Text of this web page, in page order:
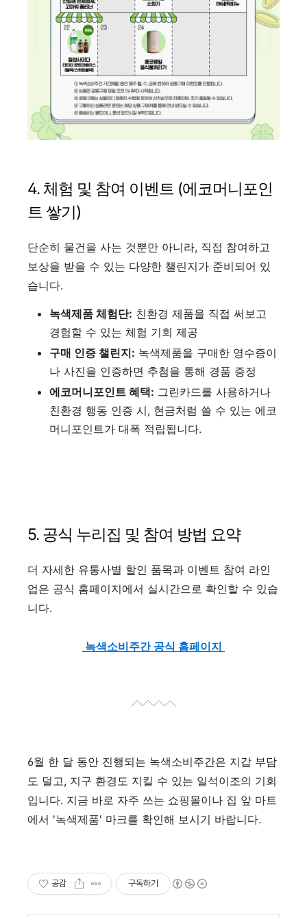
4. 체험 및 참여 이벤트 (에코머니포인
트 쌓기)
단순히 물건을 사는 것뿐만 아니라, 직접 참여하고
보상을 받을 수 있는 다양한 챌린지가 준비되어 있
습니다.
녹색제품 체험단: 친환경 제품을 직접 써보고
경험할 수 있는 체험 기회 제공
구매 인증 챌린지: 녹색제품을 구매한 영수증이
나 사진을 인증하면 추첨을 통해 경품 증정
에코머니포인트 혜택: 그린카드를 사용하거나
친환경 행동 인증 시, 현금처럼 쓸 수 있는 에코
머니포인트가 대폭 적립됩니다.
5. 공식 누리집 및 참여 방법 요약
더 자세한 유통사별 할인 품목과 이벤트 참여 라인
업은 공식 홈페이지에서 실시간으로 확인할 수 있습
니다.
녹색소비주간 공식 홈페이지
6월 한 달 동안 진행되는 녹색소비주간은 지갑 부담
도 덜고, 지구 환경도 지킬 수 있는 일석이조의 기회
입니다. 지금 바로 자주 쓰는 쇼핑몰이나 집 앞 마트
에서 '녹색제품' 마크를 확인해 보시기 바랍니다.
공감 구독하기